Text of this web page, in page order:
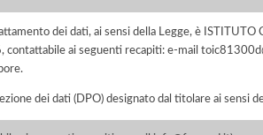
dei dati, ai sensi della Legge, è
contattabile ai seguenti recapiti: e-mail
dei dati (DPO) designato dal titolare ai sensi